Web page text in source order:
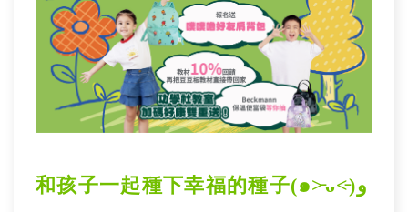
和孩子一起種下幸福的種子(๑˃̵ᴗ˂̵)ﻭ